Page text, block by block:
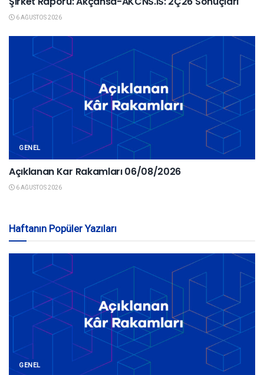
6 AĞUSTOS 2026
GENEL
Açıklanan Kar Rakamları 06/08/2026
6 AĞUSTOS 2026
Haftanın Popüler Yazıları
GENEL